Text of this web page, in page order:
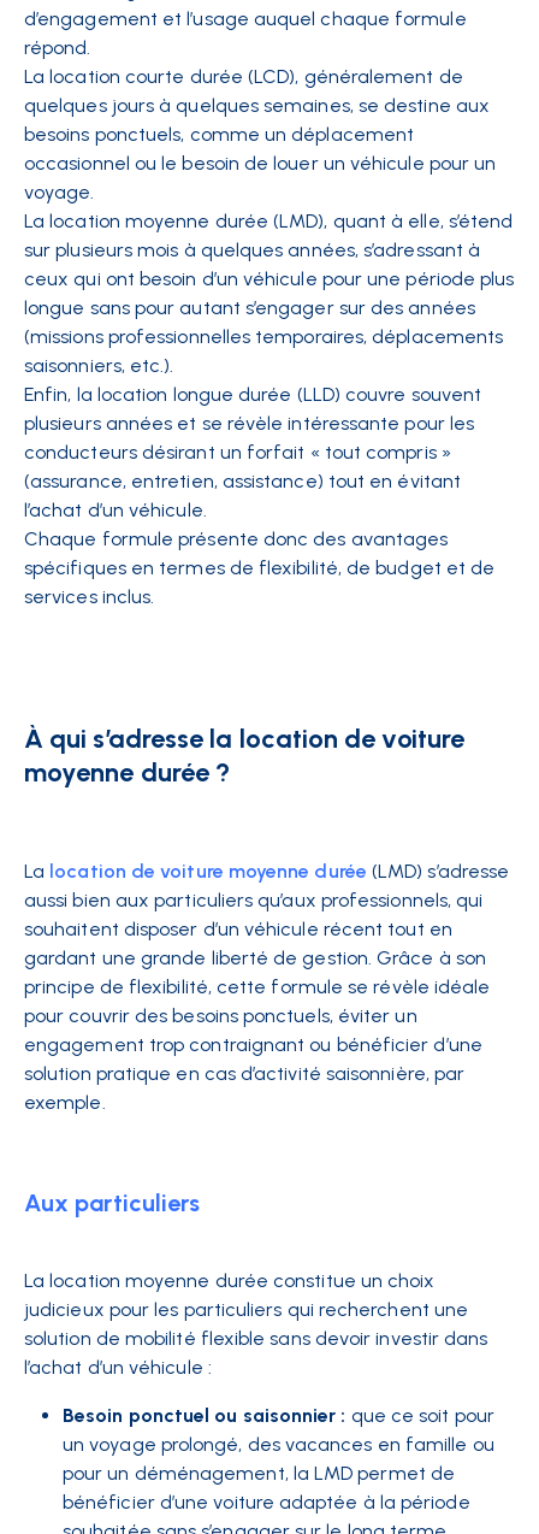
d’engagement et l’usage auquel chaque formule
répond.
La location courte durée (LCD), généralement de
quelques jours à quelques semaines, se destine aux
besoins ponctuels, comme un déplacement
occasionnel ou le besoin de louer un véhicule pour un
voyage.
La location moyenne durée (LMD), quant à elle, s’étend
sur plusieurs mois à quelques années, s’adressant à
ceux qui ont besoin d’un véhicule pour une période plus
longue sans pour autant s’engager sur des années
(missions professionnelles temporaires, déplacements
saisonniers, etc.).
Enfin, la location longue durée (LLD) couvre souvent
plusieurs années et se révèle intéressante pour les
conducteurs désirant un forfait « tout compris »
(assurance, entretien, assistance) tout en évitant
l’achat d’un véhicule.
Chaque formule présente donc des avantages
spécifiques en termes de flexibilité, de budget et de
services inclus.
À qui s’adresse la location de voiture
moyenne durée ?
La location de voiture moyenne durée (LMD) s’adresse
aussi bien aux particuliers qu’aux professionnels, qui
souhaitent disposer d’un véhicule récent tout en
gardant une grande liberté de gestion. Grâce à son
principe de flexibilité, cette formule se révèle idéale
pour couvrir des besoins ponctuels, éviter un
engagement trop contraignant ou bénéficier d’une
solution pratique en cas d’activité saisonnière, par
exemple.
Aux particuliers
La location moyenne durée constitue un choix
judicieux pour les particuliers qui recherchent une
solution de mobilité flexible sans devoir investir dans
l’achat d’un véhicule :
Besoin ponctuel ou saisonnier : que ce soit pour
un voyage prolongé, des vacances en famille ou
pour un déménagement, la LMD permet de
bénéficier d’une voiture adaptée à la période